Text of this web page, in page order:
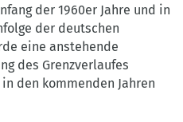
der 1960er Jahre und in
der deutschen
eine anstehende
des Grenzverlaufes
den kommenden Jahren